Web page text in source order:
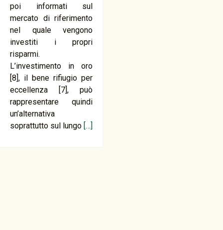
poi informati sul
mercato di riferimento
nel quale vengono
investiti i propri
risparmi.
L’investimento in oro
[8], il bene rifiugio per
eccellenza [7], può
rappresentare quindi
un’alternativa
soprattutto sul lungo […]